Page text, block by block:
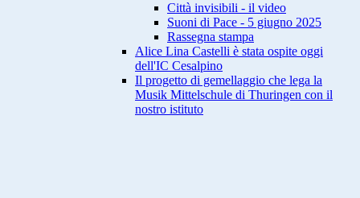
Città invisibili - il video
Suoni di Pace - 5 giugno 2025
Rassegna stampa
Alice Lina Castelli è stata ospite oggi
dell'IC Cesalpino
Il progetto di gemellaggio che lega la
Musik Mittelschule di Thuringen con il
nostro istituto